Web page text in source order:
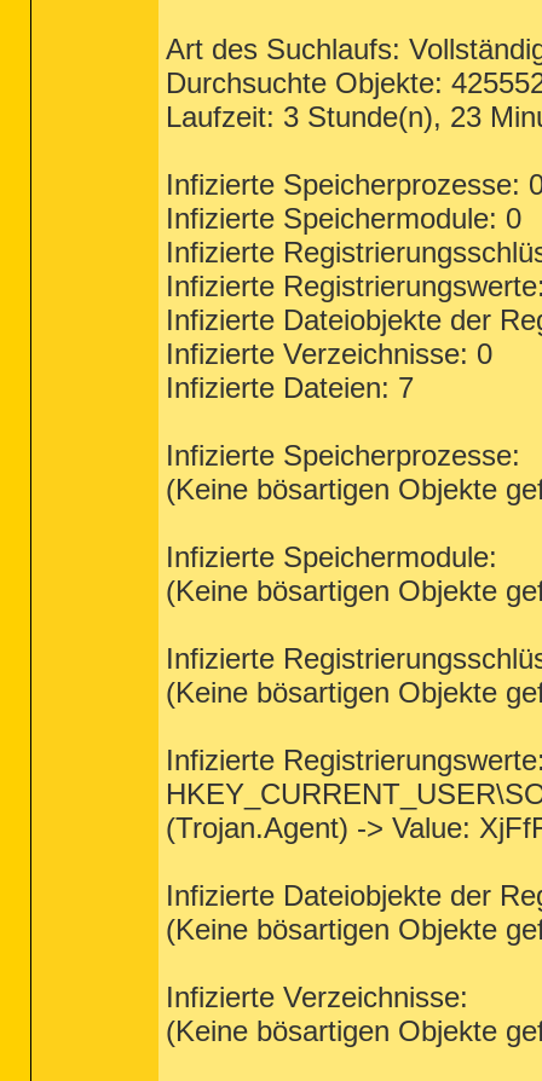
Art des Suchlaufs:
Durchsuchte Objekte:
Laufzeit: 3 Stunde(n), 23
Infizierte Speicherprozesse:
Infizierte Speichermodule: 0
Infizierte
Infizierte
Infizierte Dateiobjekte der
Infizierte Verzeichnisse: 0
Infizierte Dateien: 7
Infizierte Speicherprozesse:
(Keine bösartigen Objekte
Infizierte Speichermodule:
(Keine bösartigen Objekte
Infizierte
(Keine bösartigen Objekte
Infizierte
(Trojan.Agent) -> Value:
Infizierte Dateiobjekte der
(Keine bösartigen Objekte
Infizierte Verzeichnisse:
(Keine bösartigen Objekte